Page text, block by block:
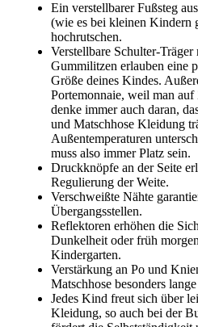
Ein verstellbarer Fußsteg
(wie es bei kleinen Kindern
hochrutschen.
Verstellbare Schulter-
Gummilitzen erlauben eine
Größe deines Kindes.
Portemonnaie, weil man
denke immer auch daran,
und Matschhose Kleidung
Außentemperaturen
muss also immer Platz sein.
Druckknöpfe an der Seite
Regulierung der Weite.
Verschweißte Nähte
Übergangsstellen.
Reflektoren erhöhen die
Dunkelheit oder früh
Kindergarten.
Verstärkung an Po und
Matschhose besonders
Jedes Kind freut sich über
Kleidung, so auch bei der